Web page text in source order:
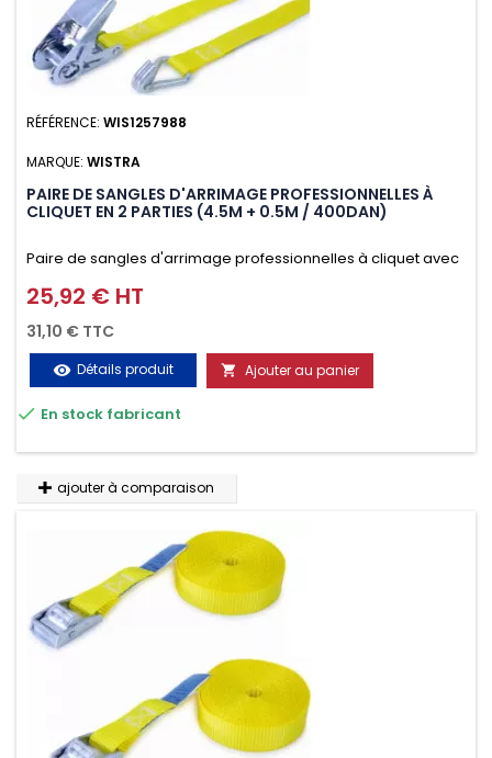
RÉFÉRENCE: WIS1257988
MARQUE: WISTRA
PAIRE DE SANGLES D'ARRIMAGE PROFESSIONNELLES À
CLIQUET EN 2 PARTIES (4.5M + 0.5M / 400DAN)
Paire de sangles d'arrimage professionnelles à cliquet avec
crochet en 2 parties (4.5M + 0.5M / 400daN), simple et rapide
d'utilisation. Permet d'arrimer et de sécuriser
vos chargements pendant le transport. Matière polyester
très résistante aux UV et aux variations de températures,
n'absorbe pas l'eau.
Prix
25,92 € HT
31,10 € TTC
visibility Détails produit  Ajouter au panier
 En stock fabricant
ajouter à comparaison